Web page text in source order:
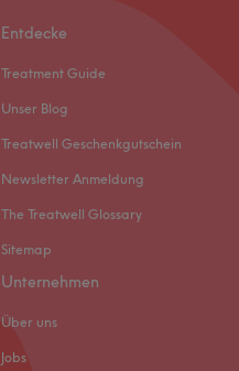
Entdecke
Treatment Guide
Unser Blog
Treatwell Geschenkgutschein
Newsletter Anmeldung
The Treatwell Glossary
Sitemap
Unternehmen
Über uns
Jobs